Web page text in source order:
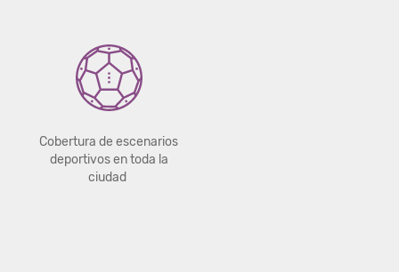
Cobertura de escenarios
deportivos en toda la
ciudad